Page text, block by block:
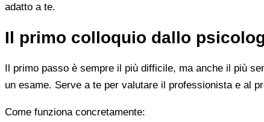
adatto a te.
Il primo colloquio dallo
Il primo passo è sempre il più difficile, ma anche il più
un esame. Serve a te per valutare il professionista e al
Come funziona concretamente: